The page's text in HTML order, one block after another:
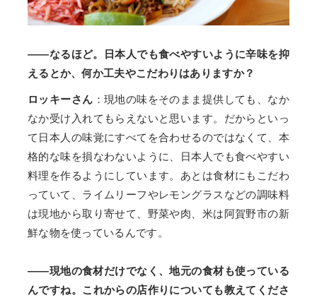
――なるほど。日本人でも食べやすいように辛味を抑
えるとか、何か工夫やこだわりはありますか？
ロッキーさん ：現地の味をそのまま提供しても、なか
なか受け入れてもらえないと思います。だからといっ
て日本人の味覚にすべてを合わせるのではなくて、本
格的な味を損なわないように、日本人でも食べやすい
料理を作るようにしています。あとは食材にもこだわ
っていて、ライムリーフやレモングラスなどの調味料
は現地から取り寄せて、野菜や肉、米は阿賀野市の新
鮮な物を使っているんです。
――現地の食材だけでなく、地元の食材も使っている
んですね。これからの店作りについても教えてくださ